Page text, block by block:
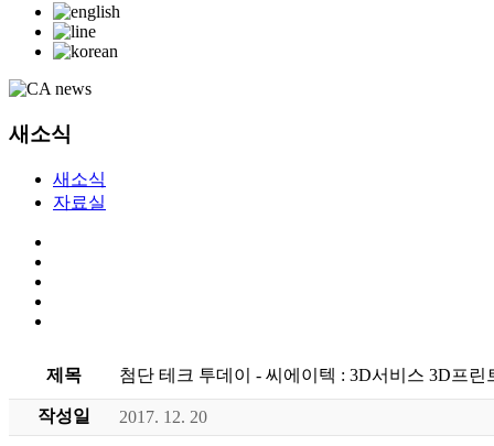
새소식
새소식
자료실
제목 첨단 테크 투데이 - 씨에이텍 : 3D서비스 3D프
작성일 2017. 12. 20